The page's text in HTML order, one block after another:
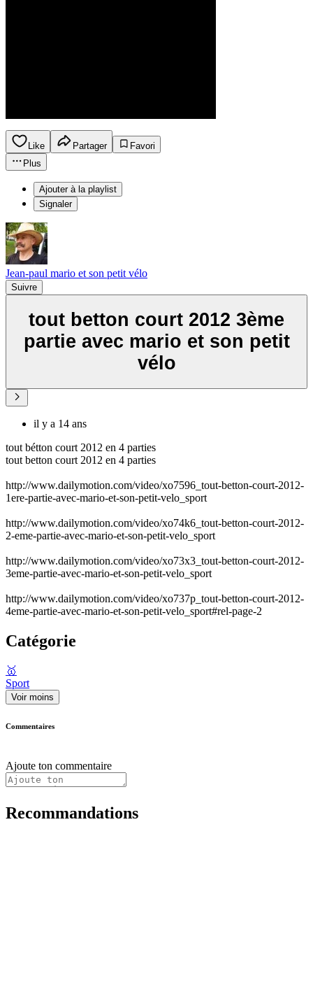
Like Partager
Favori
Plus
Ajouter à la playlist
Signaler
Jean-paul mario et son petit vélo
Suivre
tout betton court 2012 3ème
partie avec mario et son petit
vélo
il y a 14 ans
tout bétton court 2012 en 4 parties
tout betton court 2012 en 4 parties
http://www.dailymotion.com/video/xo7596_tout-betton-court-2012-
1ere-partie-avec-mario-et-son-petit-velo_sport
http://www.dailymotion.com/video/xo74k6_tout-betton-court-2012-
2-eme-partie-avec-mario-et-son-petit-velo_sport
http://www.dailymotion.com/video/xo73x3_tout-betton-court-2012-
3eme-partie-avec-mario-et-son-petit-velo_sport
http://www.dailymotion.com/video/xo737p_tout-betton-court-2012-
4eme-partie-avec-mario-et-son-petit-velo_sport#rel-page-2
Catégorie
🥇
Sport
Voir moins
Commentaires
Ajoute ton commentaire
Recommandations